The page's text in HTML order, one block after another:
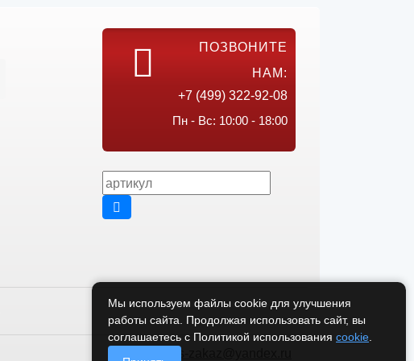
ПОЗВОНИТЕ
НАМ:
+7 (499) 322-92-08
Пн - Вс: 10:00 - 18:00
Мы используем файлы cookie для улучшения
работы сайта. Продолжая использовать сайт, вы
соглашаетесь с Политикой использования cookie